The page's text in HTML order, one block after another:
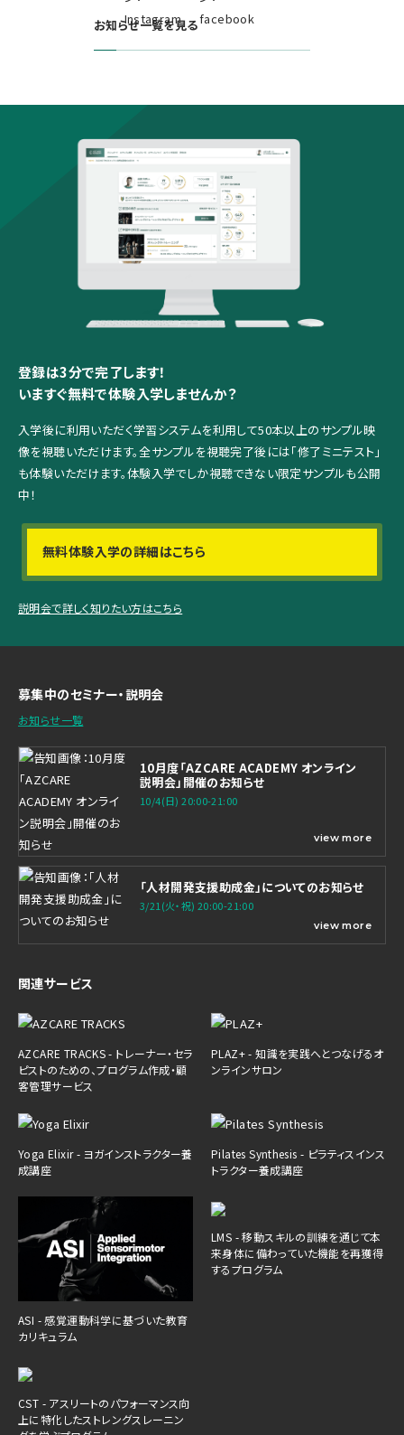
お知らせ一覧を見る
登録は3分で完了します！
いますぐ無料で体験入学しませんか？
入学後に利用いただく学習システムを利用して50本以上のサンプル映
像を視聴いただけます。全サンプルを視聴完了後には「修了ミニテスト」
も体験いただけます。体験入学でしか視聴できない限定サンプルも公開
中！
無料体験入学の詳細はこちら
説明会で詳しく知りたい方はこちら
募集中のセミナー・説明会
お知らせ一覧
10月度「AZCARE ACADEMY オンライン
説明会」開催のお知らせ
10/4(日) 20:00-21:00
view more
「人材開発支援助成金」についてのお知らせ
3/21(火・祝) 20:00-21:00
view more
関連サービス
AZCARE TRACKS - トレーナー・セラ
ピストのための、プログラム作成・顧
客管理サービス
PLAZ+ - 知識を実践へとつなげるオ
ンラインサロン
Yoga Elixir - ヨガインストラクター養
成講座
Pilates Synthesis - ピラティスインス
トラクター養成講座
ASI - 感覚運動科学に基づいた教育
カリキュラム
LMS - 移動スキルの訓練を通じて本
来身体に備わっていた機能を再獲得
するプログラム
CST - アスリートのパフォーマンス向
上に特化したストレングスレーニン